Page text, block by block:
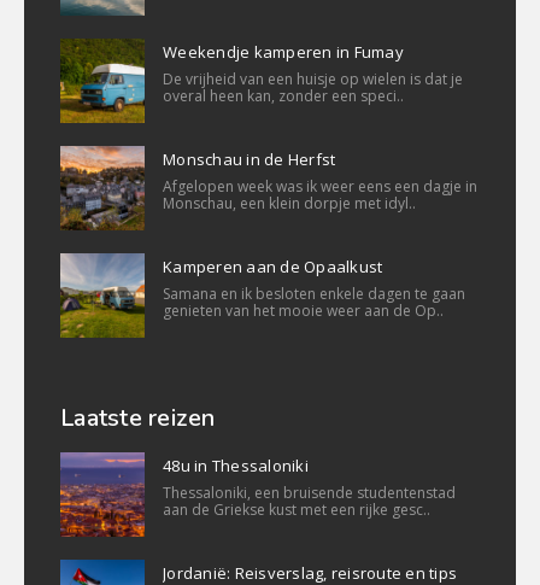
Weekendje kamperen in Fumay
De vrijheid van een huisje op wielen is dat je
overal heen kan, zonder een speci..
Monschau in de Herfst
Afgelopen week was ik weer eens een dagje in
Monschau, een klein dorpje met idyl..
Kamperen aan de Opaalkust
Samana en ik besloten enkele dagen te gaan
genieten van het mooie weer aan de Op..
Laatste reizen
48u in Thessaloniki
Thessaloniki, een bruisende studentenstad
aan de Griekse kust met een rijke gesc..
Jordanië: Reisverslag, reisroute en tips